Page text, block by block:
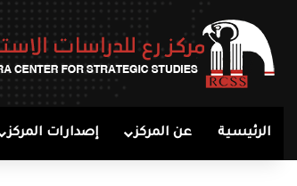
الرئيسية عن المركز إصدارات المركز